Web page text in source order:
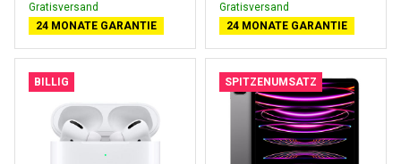
Gratisversand
24 MONATE GARANTIE
Gratisversand
24 MONATE GARANTIE
BILLIG SPITZENUMSATZ